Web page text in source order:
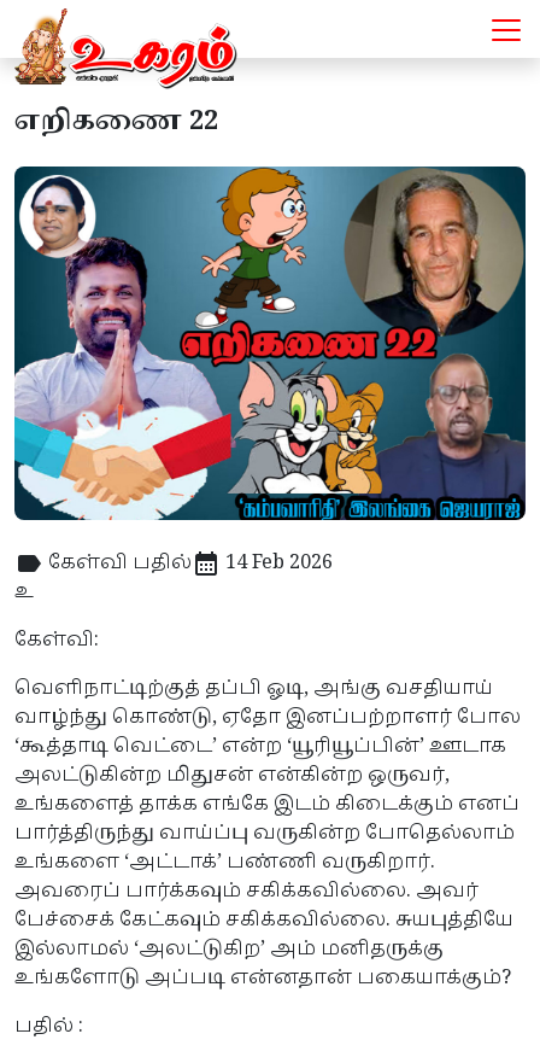
எறிகணை 22
கேள்வி பதில்
14 Feb 2026
உ
கேள்வி:
வெளிநாட்டிற்குத் தப்பி ஓடி, அங்கு வசதியாய்
வாழ்ந்து கொண்டு, ஏதோ இனப்பற்றாளர் போல
‘கூத்தாடி வெட்டை’ என்ற ‘யூரியூப்பின்’ ஊடாக
அலட்டுகின்ற மிதுசன் என்கின்ற ஒருவர்,
உங்களைத் தாக்க எங்கே இடம் கிடைக்கும் எனப்
பார்த்திருந்து வாய்ப்பு வருகின்ற போதெல்லாம்
உங்களை ‘அட்டாக்’ பண்ணி வருகிறார்.
அவரைப் பார்க்கவும் சகிக்கவில்லை. அவர்
பேச்சைக் கேட்கவும் சகிக்கவில்லை. சுயபுத்தியே
இல்லாமல் ‘அலட்டுகிற’ அம் மனிதருக்கு
உங்களோடு அப்படி என்னதான் பகையாக்கும்?
பதில் :